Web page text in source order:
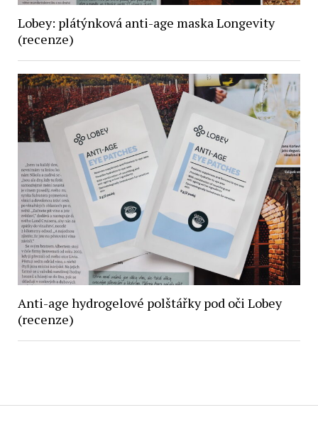
Lobey: plátýnková anti-age maska Longevity
(recenze)
Anti-age hydrogelové polštářky pod oči Lobey
(recenze)